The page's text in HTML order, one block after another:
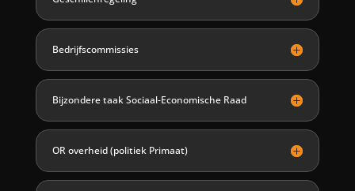
Bedrijfscommissies
Bijzondere taak Sociaal-Economische Raad
OR overheid (politiek Primaat)